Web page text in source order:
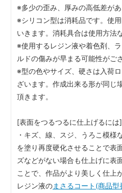
※多少の歪み、厚みの高低差があ
※シリコン型は消耗品です。使
いきます。消耗具合は使用方法
※使用するレジン液や着色剤、
ルドの傷みが早まる可能性がご
※型の色やサイズ、硬さは入荷
ざいます。作成出来る形が同じ
頂きます。
[表面をつるつるに仕上げるには]
・キズ、線、スジ、うろこ模様
を塗り再度硬化させることで表
ズなどがない場合も仕上げに表
ことで、作品がより美しく仕上
レジン液のまさるコート(商品